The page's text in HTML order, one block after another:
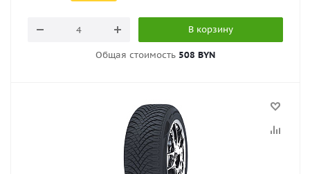
В корзину
Общая стоимость 508 BYN